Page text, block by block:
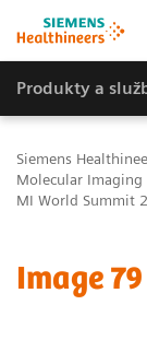
Produkty a
Siemens
Molecular Imaging
MI World Summit
Image 79